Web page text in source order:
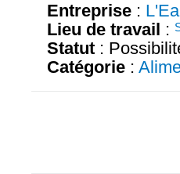
Entreprise :
Lieu de travail :
Statut :
Catégorie :